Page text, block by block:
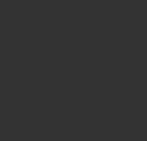
die
oder sozialen